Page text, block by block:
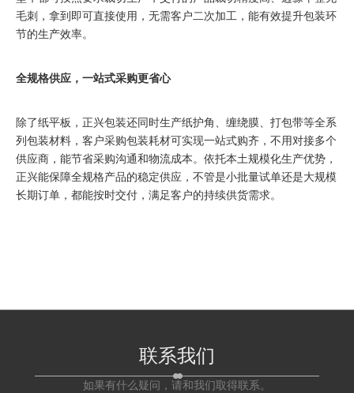
毛刺，拿到即可直接使用，无需客户二次加工，能有效提升包装环
节的生产效率。
全规格供应，一站式采购更省心
除了纸平板，正兴包装还同时生产纸护角、缠绕膜、打包带等全系
列包装材料，客户采购包装耗材可实现一站式购齐，不用对接多个
供应商，能节省采购沟通和物流成本。依托本土规模化生产优势，
正兴能保障全规格产品的稳定供应，不管是小批量试单还是大规模
长期订单，都能按时交付，满足客户的持续供货需求。
联系我们
如果有什么疑问，请和我们取得联系。